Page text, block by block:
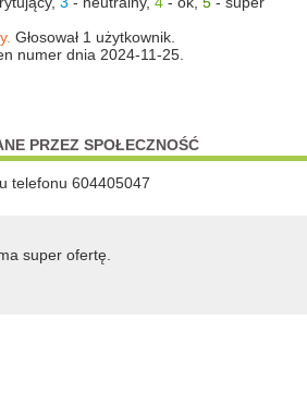
Głosował 1 użytkownik.
numer dnia 2024-11-25.
PRZEZ SPOŁECZNOŚĆ
telefonu 604405047
super ofertę.